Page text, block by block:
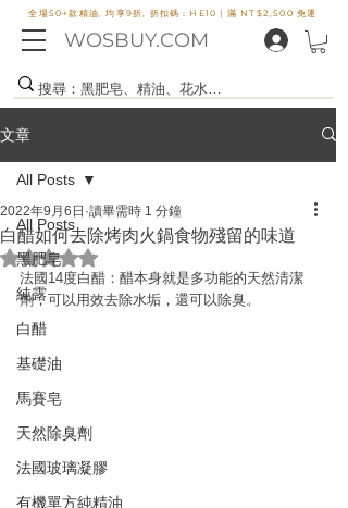
WOSBUY.COM
全場50+款精油, 均享9折, 折扣碼：HE10 | 滿 NT$2,500 免運
文章
All Posts
黑肥皂
純露
白醋
基礎油
馬賽皂
天然除臭劑
法國玻璃凝膠
有機單方純精油
All Posts
白醋如何去除烤肉火鍋食物殘留的味道
2022年9月6日 讀畢需時 1 分鐘
評等為 NaN（最高為 5 顆星）。
法國14度白醋：醋本身就是多功能的天然清潔
劑，可以用效去除水垢，還可以除臭。